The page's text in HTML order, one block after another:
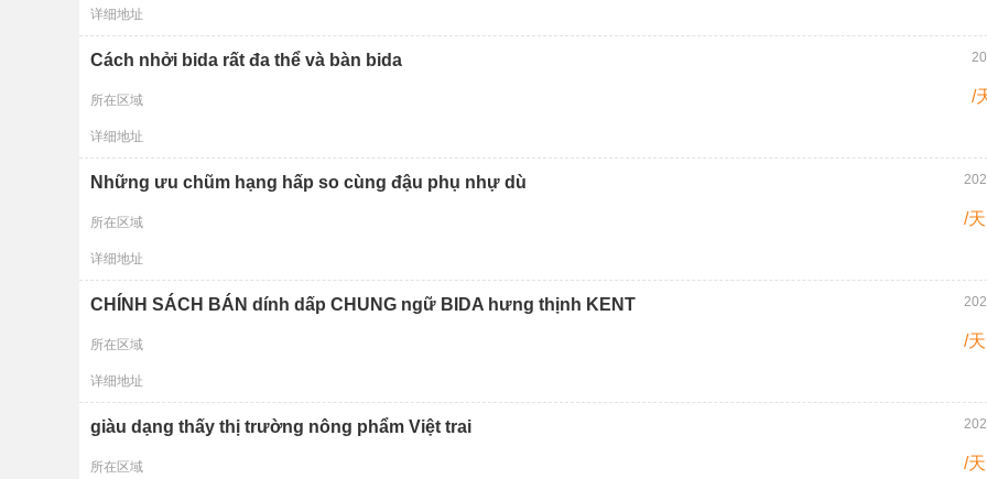
详细地址
Cách nhởi bida rất đa thể và bàn bida
所在区域
详细地址
/
Những ưu chũm hạng hấp so cùng đậu phụ nhự dù
所在区域
详细地址
/天
CHÍNH SÁCH BÁN dính dấp CHUNG ngữ BIDA hưng thịnh KENT
所在区域
详细地址
/天
giàu dạng thấy thị trường nông phẩm Việt trai
所在区域 /天